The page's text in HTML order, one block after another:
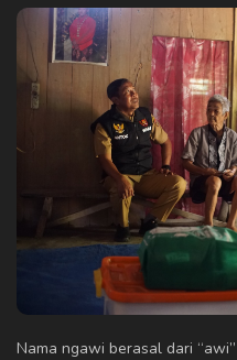
Nama ngawi berasal dari